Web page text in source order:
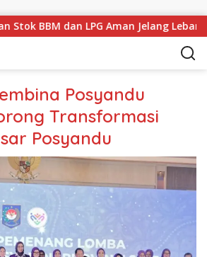
BBM dan LPG Aman Jelang Lebaran
Posyandu
Transformasi
Posyandu